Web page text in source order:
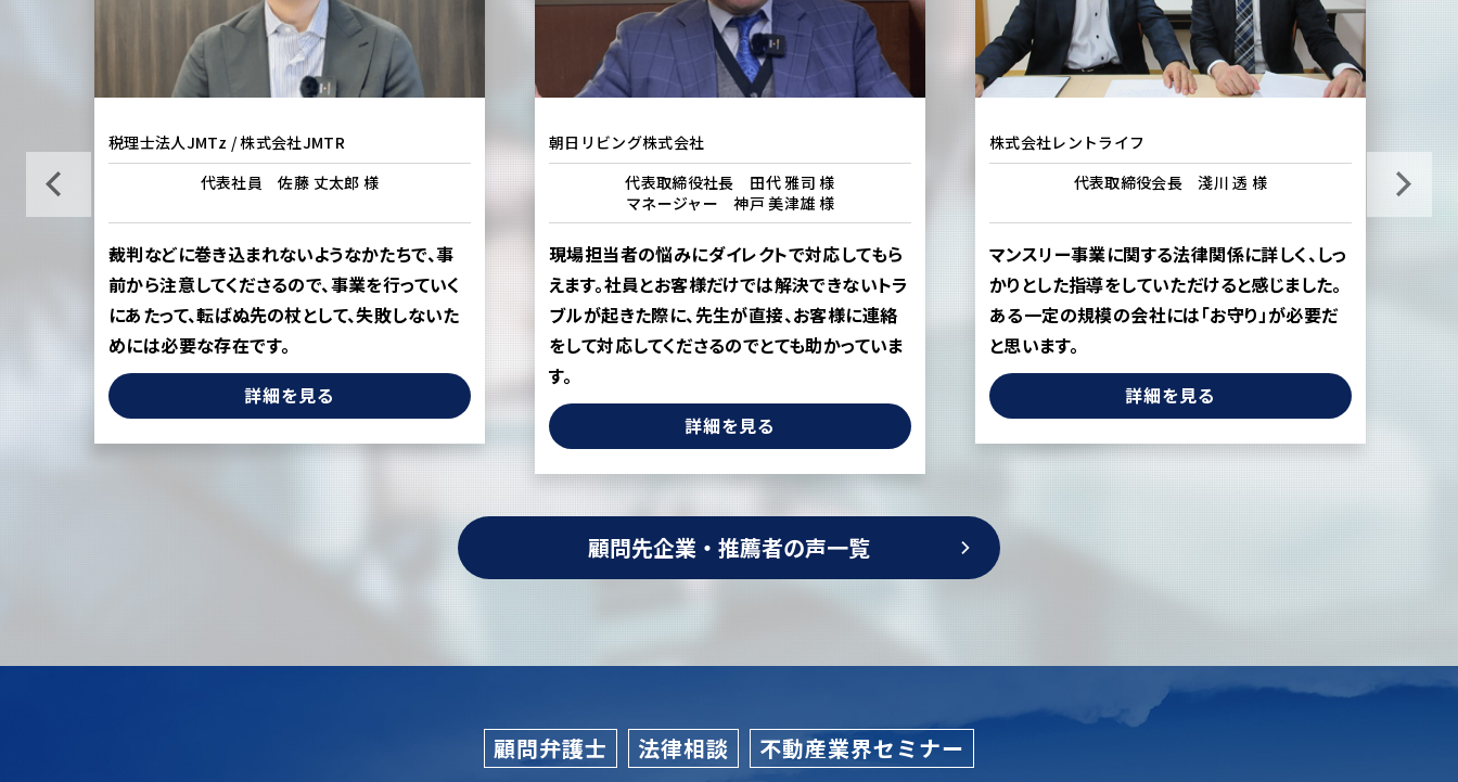
税理士法人JMTz / 株式会社JMTR
代表社員 佐藤 丈太郎 様
裁判などに巻き込まれないようなかたちで、事
前から注意してくださるので、事業を行っていく
にあたって、転ばぬ先の杖として、失敗しないた
めには必要な存在です。
詳細を見る
朝日リビング株式会社
代表取締役社長 田代 雅司 様
マネージャー 神戸 美津雄 様
現場担当者の悩みにダイレクトで対応してもら
えます。社員とお客様だけでは解決できないトラ
ブルが起きた際に、先生が直接、お客様に連絡
をして対応してくださるのでとても助かっていま
す。
詳細を見る
株式会社レントライフ
代表取締役会長 淺川 透 様
マンスリー事業に関する法律関係に詳しく、しっ
かりとした指導をしていただけると感じました。
ある一定の規模の会社には「お守り」が必要だ
と思います。
詳細を見る
顧問先企業・推薦者の声一覧
顧問弁護士 法律相談 不動産業界セミナー